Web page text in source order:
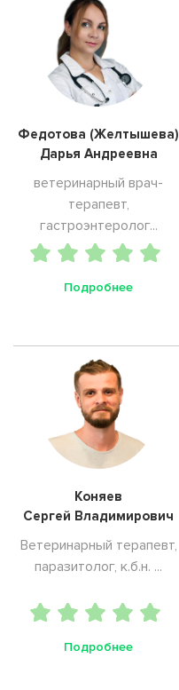
Федотова (Желтышева)
Дарья Андреевна
ветеринарный врач-
терапевт,
гастроэнтеролог...
Подробнее
Коняев
Сергей Владимирович
Ветеринарный терапевт,
паразитолог, к.б.н. ...
Подробнее